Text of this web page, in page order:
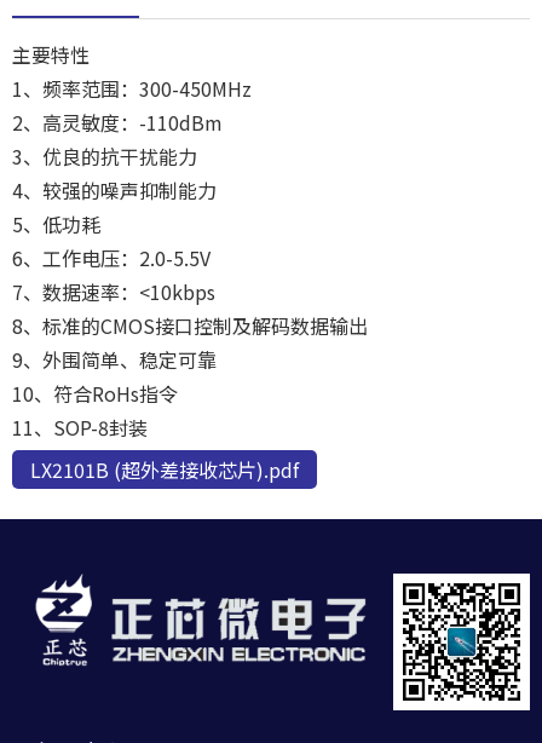
主要特性
1、频率范围：300-450MHz
2、高灵敏度：-110dBm
3、优良的抗干扰能力
4、较强的噪声抑制能力
5、低功耗
6、工作电压：2.0-5.5V
7、数据速率：<10kbps
8、标准的CMOS接口控制及解码数据输出
9、外围简单、稳定可靠
10、符合RoHs指令
11、SOP-8封装
LX2101B (超外差接收芯片).pdf